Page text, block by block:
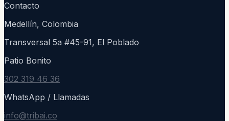
Contacto
Medellín, Colombia
Transversal 5a #45-91, El Poblado
Patio Bonito
302 319 46 36
WhatsApp / Llamadas
info@tribai.co